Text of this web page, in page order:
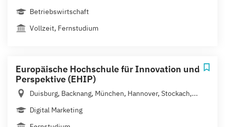
Betriebswirtschaft
Vollzeit, Fernstudium
Europäische Hochschule für Innovation und
Perspektive (EHIP)
Duisburg, Backnang, München, Hannover, Stockach,...
Digital Marketing